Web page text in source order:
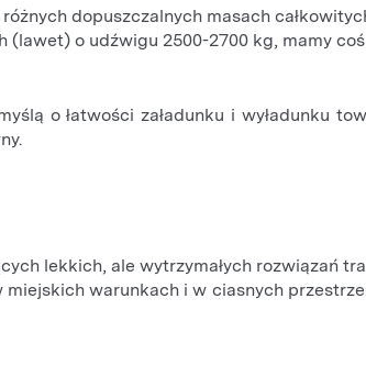
dopuszczalnych masach
o udźwigu 2500-2700 kg, mamy
o łatwości załadunku i wyładunku
lekkich, ale wytrzymałych rozwiązań
warunkach i w ciasnych